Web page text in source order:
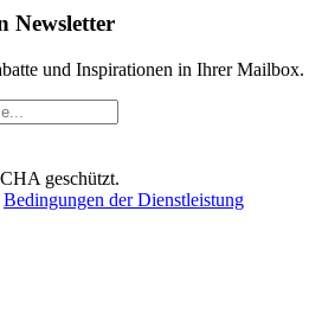
Newsletter
und Inspirationen in Ihrer Mailbox.
geschützt.
Bedingungen der Dienstleistung